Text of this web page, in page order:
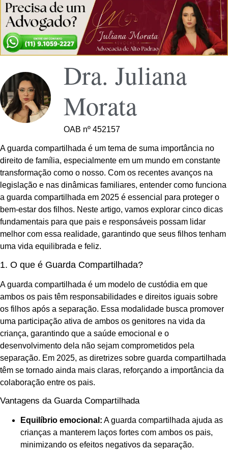
Dra. Juliana
Morata
OAB nº 452157
A guarda compartilhada é um tema de suma importância no
direito de família, especialmente em um mundo em constante
transformação como o nosso. Com os recentes avanços na
legislação e nas dinâmicas familiares, entender como funciona
a guarda compartilhada em 2025 é essencial para proteger o
bem-estar dos filhos. Neste artigo, vamos explorar cinco dicas
fundamentais para que pais e responsáveis possam lidar
melhor com essa realidade, garantindo que seus filhos tenham
uma vida equilibrada e feliz.
1. O que é Guarda Compartilhada?
A guarda compartilhada é um modelo de custódia em que
ambos os pais têm responsabilidades e direitos iguais sobre
os filhos após a separação. Essa modalidade busca promover
uma participação ativa de ambos os genitores na vida da
criança, garantindo que a saúde emocional e o
desenvolvimento dela não sejam comprometidos pela
separação. Em 2025, as diretrizes sobre guarda compartilhada
têm se tornado ainda mais claras, reforçando a importância da
colaboração entre os pais.
Vantagens da Guarda Compartilhada
Equilíbrio emocional: A guarda compartilhada ajuda as
crianças a manterem laços fortes com ambos os pais,
minimizando os efeitos negativos da separação.